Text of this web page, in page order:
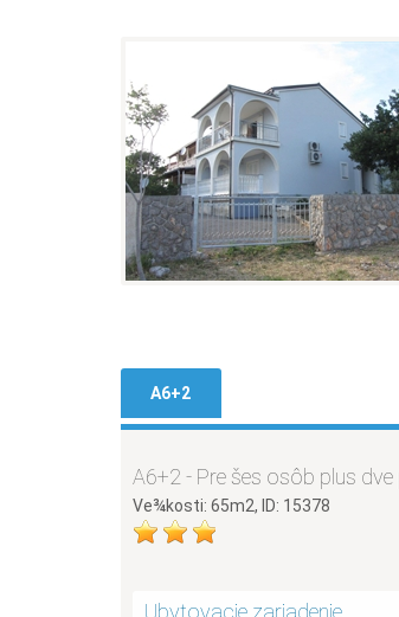
A6+2
A6+2 - Pre šes osôb plus
Ve¾kosti: 65m2, ID: 15378
Ubytovacie zariadenie